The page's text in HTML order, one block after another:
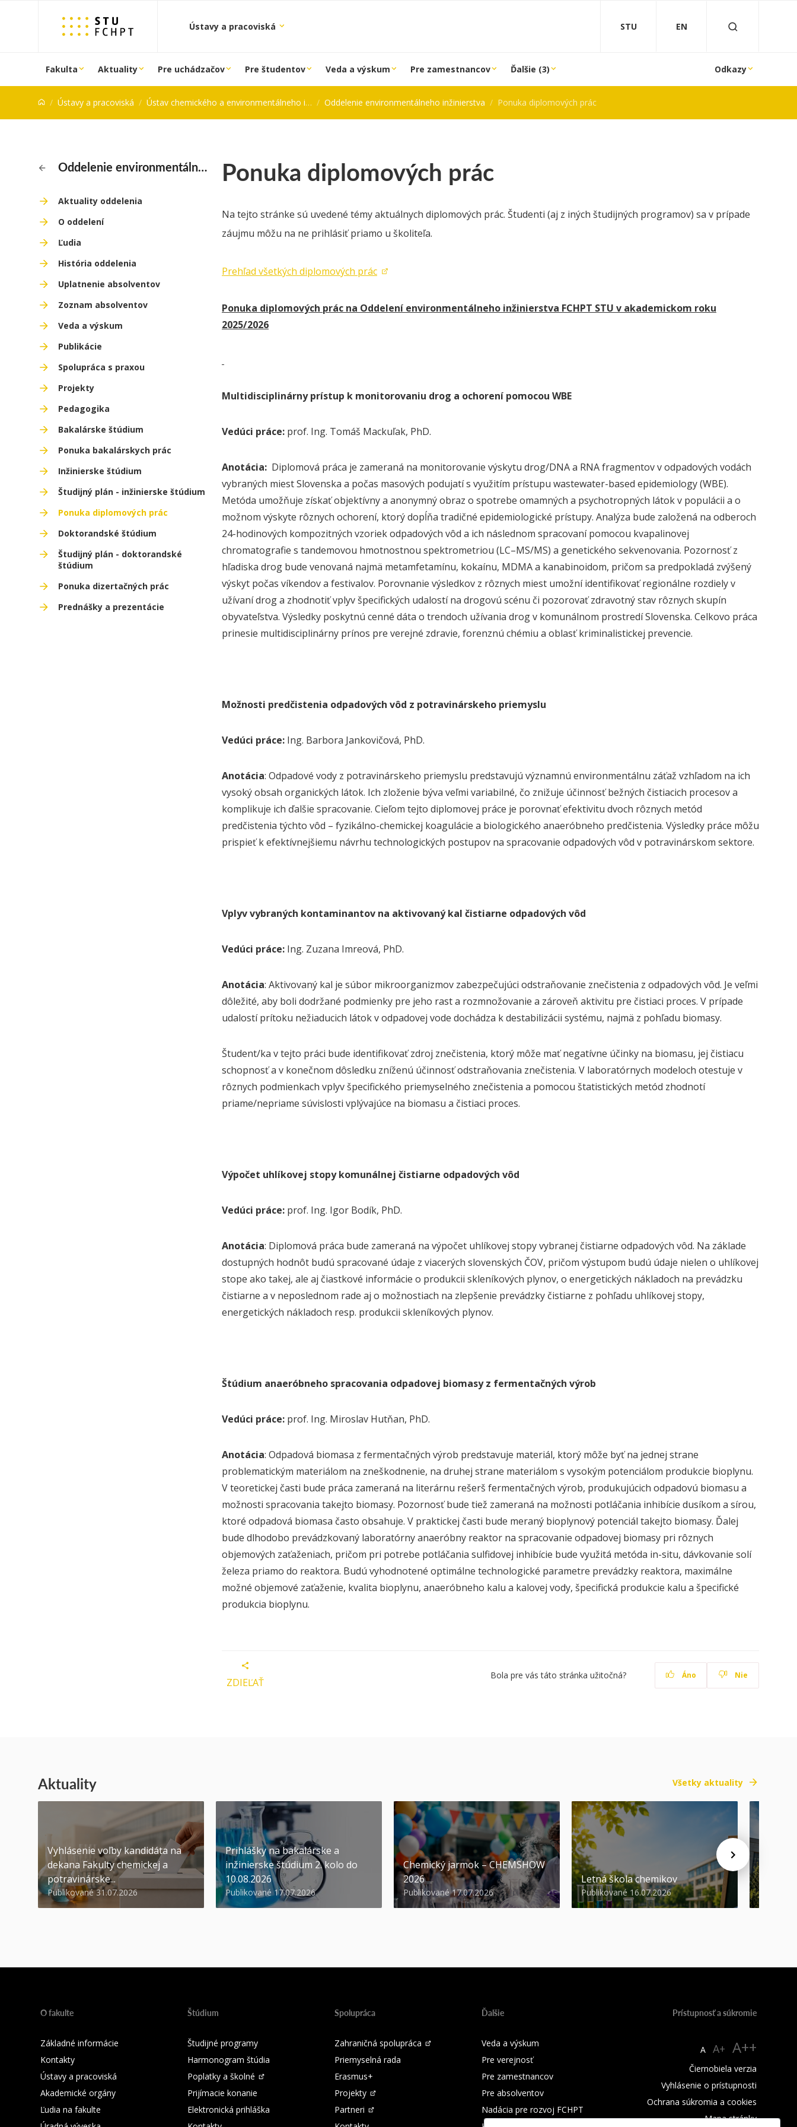
Ústavy a pracoviská STU EN
Fakulta Aktuality Pre uchádzačov Pre študentov Veda a výskum Pre zamestnancov Ďalšie (3) Odkazy
Ústavy a pracoviská Ústav chemického a environmentálneho inžinierstva Oddelenie environmentálneho inžinierstva Ponuka diplomových prác
Oddelenie environmentálneho inžinierstva
Aktuality oddelenia
O oddelení
Ľudia
História oddelenia
Uplatnenie absolventov
Zoznam absolventov
Veda a výskum
Publikácie
Spolupráca s praxou
Projekty
Pedagogika
Bakalárske štúdium
Ponuka bakalárskych prác
Inžinierske štúdium
Študijný plán - inžinierske štúdium
Ponuka diplomových prác
Doktorandské štúdium
Študijný plán - doktorandské
štúdium
Ponuka dizertačných prác
Prednášky a prezentácie
Ponuka diplomových prác
Na tejto stránke sú uvedené témy aktuálnych diplomových prác. Študenti (aj z iných študijných programov) sa v prípade
záujmu môžu na ne prihlásiť priamo u školiteľa.
Prehľad všetkých diplomových prác
Ponuka diplomových prác na Oddelení environmentálneho inžinierstva FCHPT STU v akademickom roku
2025/2026
Multidisciplinárny prístup k monitorovaniu drog a ochorení pomocou WBE
Vedúci práce: prof. Ing. Tomáš Mackuľak, PhD.
Anotácia: Diplomová práca je zameraná na monitorovanie výskytu drog/DNA a RNA fragmentov v odpadových vodách
vybraných miest Slovenska a počas masových podujatí s využitím prístupu wastewater-based epidemiology (WBE).
Metóda umožňuje získať objektívny a anonymný obraz o spotrebe omamných a psychotropných látok v populácii a o
možnom výskyte rôznych ochorení, ktorý dopĺňa tradičné epidemiologické prístupy. Analýza bude založená na odberoch
24-hodinových kompozitných vzoriek odpadových vôd a ich následnom spracovaní pomocou kvapalinovej
chromatografie s tandemovou hmotnostnou spektrometriou (LC–MS/MS) a genetického sekvenovania. Pozornosť z
hľadiska drog bude venovaná najmä metamfetamínu, kokaínu, MDMA a kanabinoidom, pričom sa predpokladá zvýšený
výskyt počas víkendov a festivalov. Porovnanie výsledkov z rôznych miest umožní identifikovať regionálne rozdiely v
užívaní drog a zhodnotiť vplyv špecifických udalostí na drogovú scénu či pozorovať zdravotný stav rôznych skupín
obyvateľstva. Výsledky poskytnú cenné dáta o trendoch užívania drog v komunálnom prostredí Slovenska. Celkovo práca
prinesie multidisciplinárny prínos pre verejné zdravie, forenznú chémiu a oblasť kriminalistickej prevencie.
Možnosti predčistenia odpadových vôd z potravinárskeho priemyslu
Vedúci práce: Ing. Barbora Jankovičová, PhD.
Anotácia: Odpadové vody z potravinárskeho priemyslu predstavujú významnú environmentálnu záťaž vzhľadom na ich
vysoký obsah organických látok. Ich zloženie býva veľmi variabilné, čo znižuje účinnosť bežných čistiacich procesov a
komplikuje ich ďalšie spracovanie. Cieľom tejto diplomovej práce je porovnať efektivitu dvoch rôznych metód
predčistenia týchto vôd – fyzikálno-chemickej koagulácie a biologického anaeróbneho predčistenia. Výsledky práce môžu
prispieť k efektívnejšiemu návrhu technologických postupov na spracovanie odpadových vôd v potravinárskom sektore.
Vplyv vybraných kontaminantov na aktivovaný kal čistiarne odpadových vôd
Vedúci práce: Ing. Zuzana Imreová, PhD.
Anotácia: Aktivovaný kal je súbor mikroorganizmov zabezpečujúci odstraňovanie znečistenia z odpadových vôd. Je veľmi
dôležité, aby boli dodržané podmienky pre jeho rast a rozmnožovanie a zároveň aktivitu pre čistiaci proces. V prípade
udalostí prítoku nežiaducich látok v odpadovej vode dochádza k destabilizácii systému, najmä z pohľadu biomasy.
Študent/ka v tejto práci bude identifikovať zdroj znečistenia, ktorý môže mať negatívne účinky na biomasu, jej čistiacu
schopnosť a v konečnom dôsledku zníženú účinnosť odstraňovania znečistenia. V laboratórnych modeloch otestuje v
rôznych podmienkach vplyv špecifického priemyselného znečistenia a pomocou štatistických metód zhodnotí
priame/nepriame súvislosti vplývajúce na biomasu a čistiaci proces.
Výpočet uhlíkovej stopy komunálnej čistiarne odpadových vôd
Vedúci práce: prof. Ing. Igor Bodík, PhD.
Anotácia: Diplomová práca bude zameraná na výpočet uhlíkovej stopy vybranej čistiarne odpadových vôd. Na základe
dostupných hodnôt budú spracované údaje z viacerých slovenských ČOV, pričom výstupom budú údaje nielen o uhlíkovej
stope ako takej, ale aj čiastkové informácie o produkcii skleníkových plynov, o energetických nákladoch na prevádzku
čistiarne a v neposlednom rade aj o možnostiach na zlepšenie prevádzky čistiarne z pohľadu uhlíkovej stopy,
energetických nákladoch resp. produkcii skleníkových plynov.
Štúdium anaeróbneho spracovania odpadovej biomasy z fermentačných výrob
Vedúci práce: prof. Ing. Miroslav Hutňan, PhD.
Anotácia: Odpadová biomasa z fermentačných výrob predstavuje materiál, ktorý môže byť na jednej strane
problematickým materiálom na zneškodnenie, na druhej strane materiálom s vysokým potenciálom produkcie bioplynu.
V teoretickej časti bude práca zameraná na literárnu rešerš fermentačných výrob, produkujúcich odpadovú biomasu a
možnosti spracovania takejto biomasy. Pozornosť bude tiež zameraná na možnosti potláčania inhibície dusíkom a sírou,
ktoré odpadová biomasa často obsahuje. V praktickej časti bude meraný bioplynový potenciál takejto biomasy. Ďalej
bude dlhodobo prevádzkovaný laboratórny anaeróbny reaktor na spracovanie odpadovej biomasy pri rôznych
objemových zaťaženiach, pričom pri potrebe potláčania sulfidovej inhibície bude využitá metóda in-situ, dávkovanie solí
železa priamo do reaktora. Budú vyhodnotené optimálne technologické parametre prevádzky reaktora, maximálne
možné objemové zaťaženie, kvalita bioplynu, anaeróbneho kalu a kalovej vody, špecifická produkcie kalu a špecifické
produkcia bioplynu.
ZDIEĽAŤ
Bola pre vás táto stránka užitočná? Áno Nie
Aktuality Všetky aktuality
Vyhlásenie voľby kandidáta na
dekana Fakulty chemickej a
potravinárske...
Publikované 31.07.2026
Prihlášky na bakalárske a
inžinierske štúdium 2. kolo do
10.08.2026
Publikované 17.07.2026
Chemický jarmok – CHEMSHOW
2026
Publikované 17.07.2026
Letná škola chemikov
Publikované 16.07.2026
O fakulte
Základné informácie
Kontakty
Ústavy a pracoviská
Akademické orgány
Ľudia na fakulte
Štúdium
Študijné programy
Harmonogram štúdia
Poplatky a školné
Prijímacie konanie
Elektronická prihláška
Spolupráca
Zahraničná spolupráca
Priemyselná rada
Erasmus+
Projekty
Partneri
Ďalšie
Veda a výskum
Pre verejnosť
Pre zamestnancov
Pre absolventov
Nadácia pre rozvoj FCHPT
Prístupnosť a súkromie
A A+ A++
Čiernobiela verzia
Vyhlásenie o prístupnosti
Ochrana súkromia a cookies
Mapa stránky